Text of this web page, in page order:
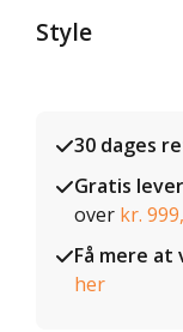
Style
30 dages
Gratis
over kr.
Få mere at
her